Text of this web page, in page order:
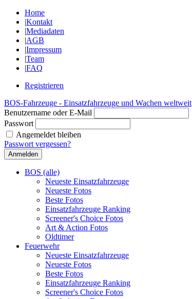
Home
|Kontakt
|Mediadaten
|AGB
|Impressum
|Team
|FAQ
Registrieren
BOS-Fahrzeuge - Einsatzfahrzeuge und Wachen weltweit
Benutzername oder E-Mail
Passwort
Angemeldet bleiben
Passwort vergessen?
BOS (alle)
Neueste Einsatzfahrzeuge
Neueste Fotos
Beste Fotos
Einsatzfahrzeuge Ranking
Screener's Choice Fotos
Art & Action Fotos
Oldtimer
Feuerwehr
Neueste Einsatzfahrzeuge
Neueste Fotos
Beste Fotos
Einsatzfahrzeuge Ranking
Screener's Choice Fotos